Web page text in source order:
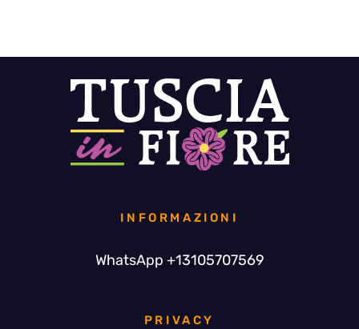
INFORMAZIONI
WhatsApp +13105707569
PRIVACY